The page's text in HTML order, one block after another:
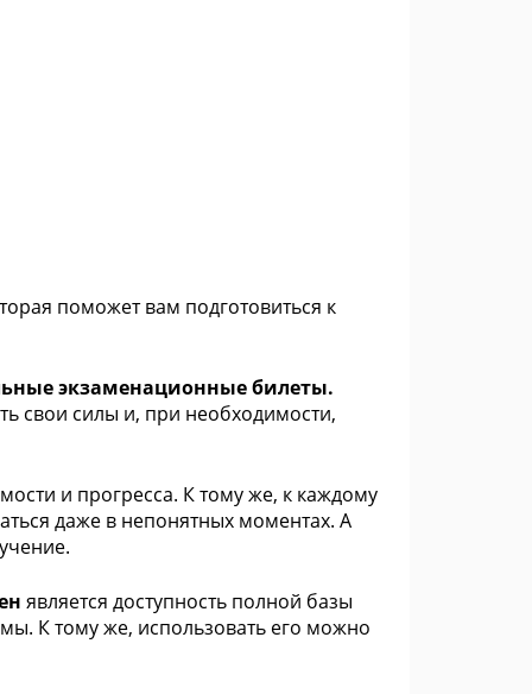
поможет вам подготовиться к
экзаменационные билеты.
свои силы и, при необходимости,
и прогресса. К тому же, к каждому
даже в непонятных моментах. А
является доступность полной базы
К тому же, использовать его можно